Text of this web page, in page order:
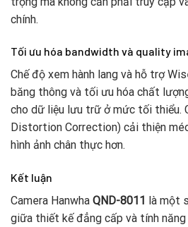
chính.
Tối ưu hóa bandwidth và quality
Chế độ xem hành lang và hỗ trợ
băng thông và tối ưu hóa chất
cho dữ liệu lưu trữ ở mức tối thiểu.
Distortion Correction) cải thiện
hình ảnh chân thực hơn.
Kết luận
Camera Hanwha QND-8011
là một
giữa thiết kế đẳng cấp và tính